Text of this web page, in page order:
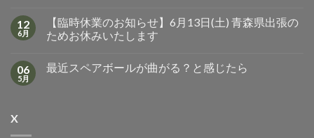
12
6月
【臨時休業のお知らせ】6月13日(土) 青森県出張の
ためお休みいたします
06
5月
最近スペアボールが曲がる？と感じたら
X